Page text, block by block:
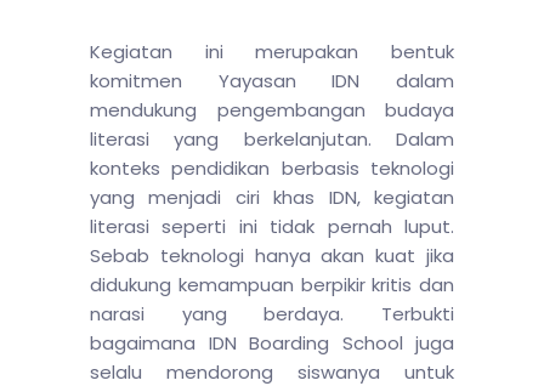
Kegiatan ini merupakan bentuk
komitmen Yayasan IDN dalam
mendukung pengembangan budaya
literasi yang berkelanjutan. Dalam
konteks pendidikan berbasis teknologi
yang menjadi ciri khas IDN, kegiatan
literasi seperti ini tidak pernah luput.
Sebab teknologi hanya akan kuat jika
didukung kemampuan berpikir kritis dan
narasi yang berdaya. Terbukti
bagaimana IDN Boarding School juga
selalu mendorong siswanya untuk